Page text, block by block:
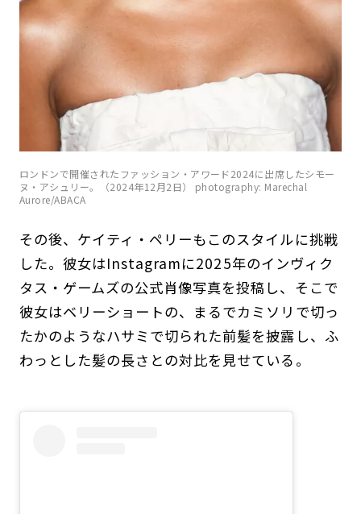
ロンドンで開催されたファッション・アワード2024に出席したシモー
ヌ・アシュリー。（2024年12月2日） photography: Marechal
Aurore/ABACA
その後、ケイティ・ペリーもこのスタイルに挑戦
した。彼女はInstagramに2025年のインヴィク
タス・ゲームズの公式肖像写真を投稿し、そこで
彼女はベリーショートの、まるでカミソリで切っ
たかのようなハサミで切られた前髪を披露し、ふ
わっとした髪の長さとの対比を見せている。